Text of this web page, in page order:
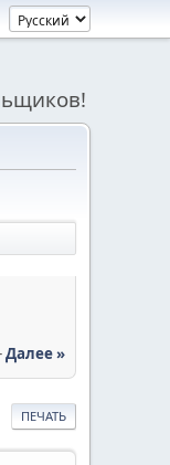
Далее »
ПЕЧАТЬ